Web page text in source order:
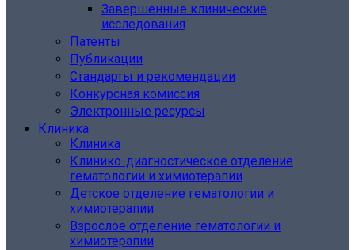
Завершенные клинические
исследования
Патенты
Публикации
Стандарты и рекомендации
Конкурсная комиссия
Электронные ресурсы
Клиника
Клиника
Клинико-диагностическое отделение
гематологии и химиотерапии
Детское отделение гематологии и
химиотерапии
Взрослое отделение гематологии и
химиотерапии